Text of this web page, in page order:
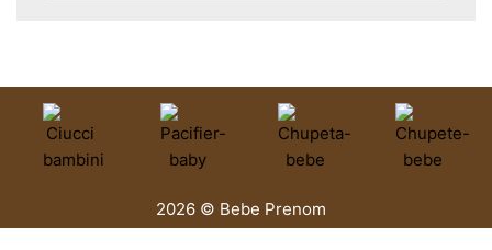
2026 © Bebe Prenom